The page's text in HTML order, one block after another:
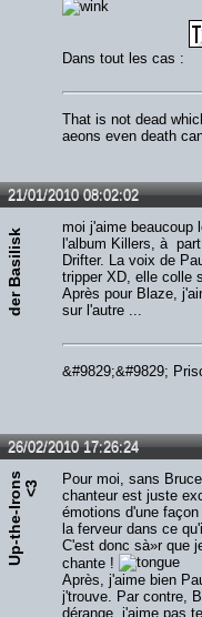
Dans tout les cas :
That is not dead
aeons even death
21/01/2010 08:02:02
der Basilisk
moi j'aime beaucoup
l'album Killers, à
Drifter. La voix de
tripper XD, elle colle
Après pour Blaze,
sur l'autre ...
&#9829;&#9829;
26/02/2010 17:26:24
U
p
-
t
h
e
-
I
r
o n
s
< 3
Pour moi, sans
chanteur est juste
émotions d'une
la ferveur dans ce
C'est donc sà»r que
chante !
Après, j'aime bien
j'trouve. Par contre,
dérange, j'aime pas